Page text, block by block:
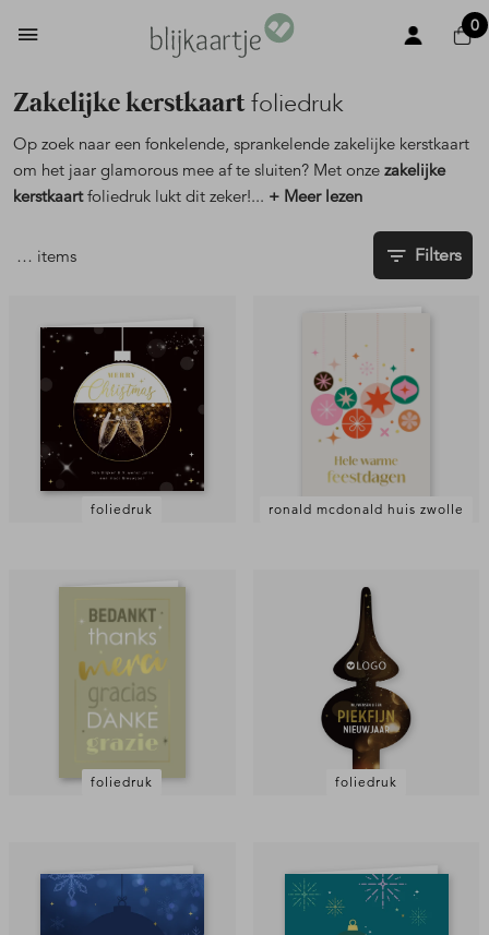
0
Zakelijke kerstkaartfoliedruk
Op zoek naar een fonkelende, sprankelende zakelijke kerstkaart
om het jaar glamorous mee af te sluiten? Met onze zakelijke
kerstkaartfoliedruk lukt dit zeker!... + Meer lezen
… items Filters
foliedruk ronald mcdonald huis zwolle
foliedruk foliedruk